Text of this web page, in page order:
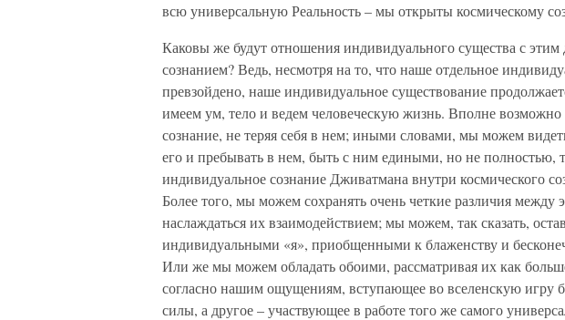
всю универсальную Реальность – мы открыты космическому
Каковы же будут отношения индивидуального существа с
сознанием? Ведь, несмотря на то, что наше отдельное
превзойдено, наше индивидуальное существование
имеем ум, тело и ведем человеческую жизнь. Вполне возможно
сознание, не теряя себя в нем; иными словами, мы можем
его и пребывать в нем, быть с ним едиными, но не полностью,
индивидуальное сознание Дживатмана внутри космического
Более того, мы можем сохранять очень четкие различия между
наслаждаться их взаимодействием; мы можем, так сказать,
индивидуальными «я», приобщенными к блаженству и
Или же мы можем обладать обоими, рассматривая их как
согласно нашим ощущениям, вступающее во вселенскую игру
силы, а другое – участвующее в работе того же самого